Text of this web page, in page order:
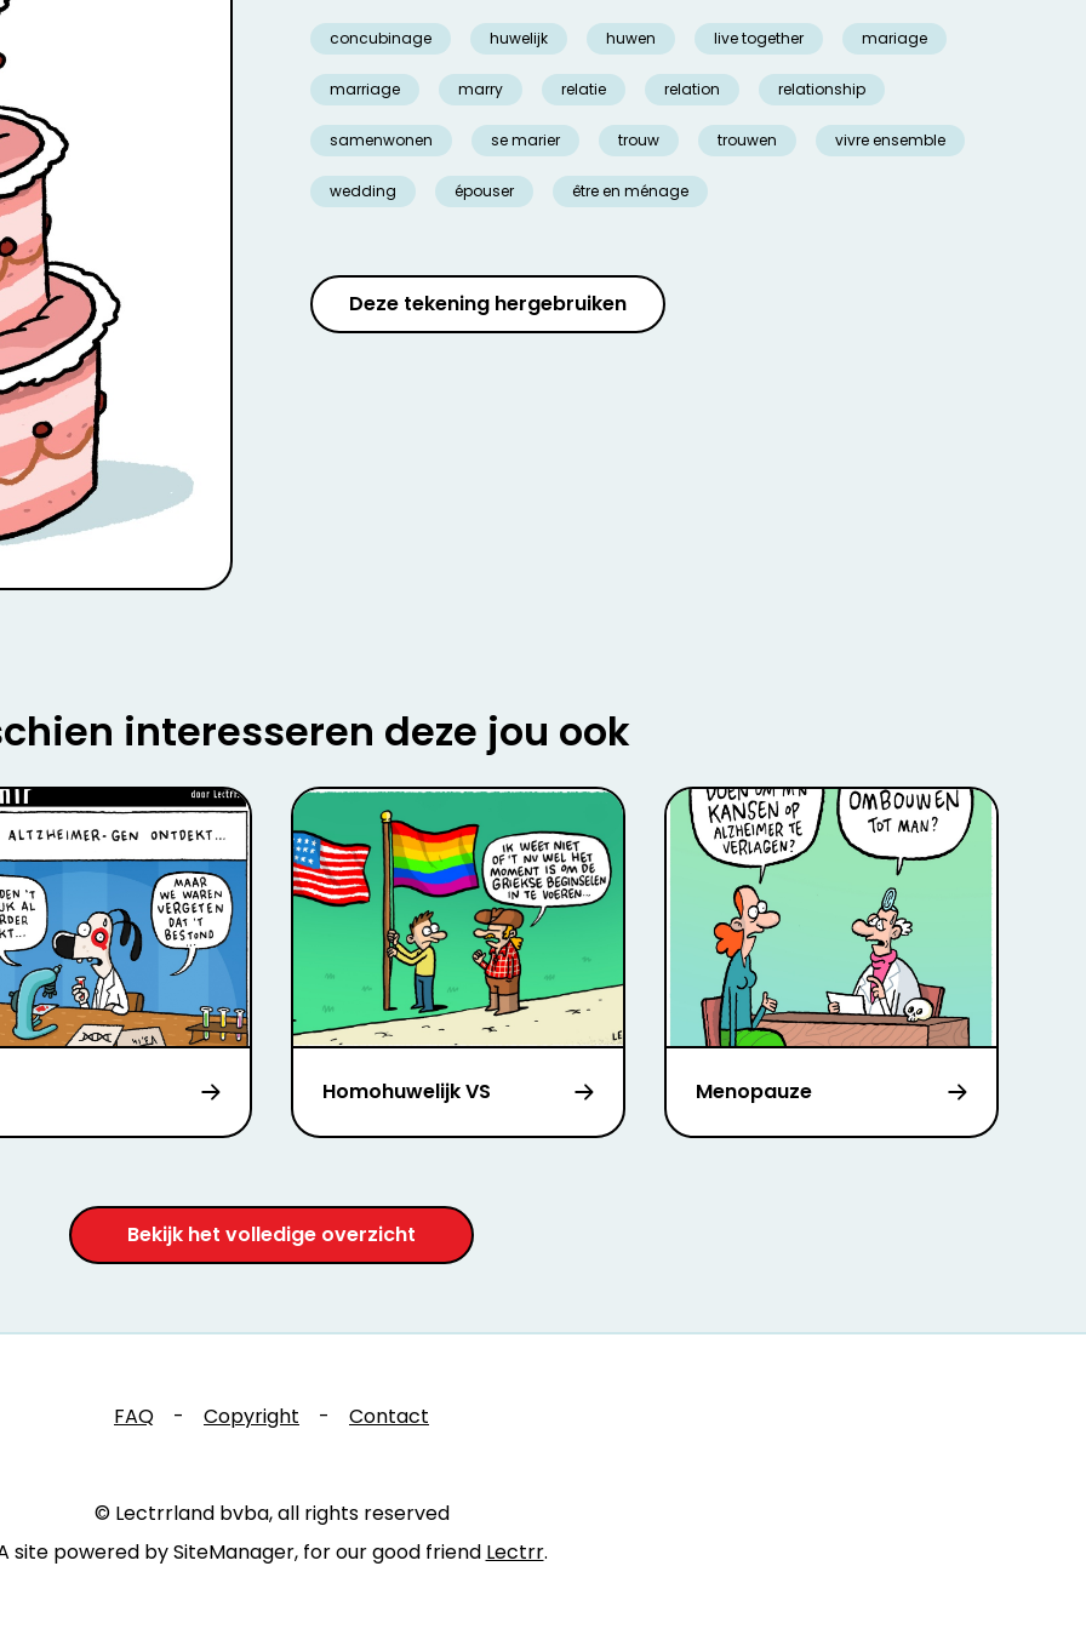
concubinage huwelijk huwen live together mariage
marriage marry relatie relation relationship
samenwonen se marier trouw trouwen vivre ensemble
wedding épouser être en ménage
Deze tekening hergebruiken
interesseren deze jou ook
Homohuwelijk VS Menopauze
Bekijk het volledige overzicht
FAQ - Copyright - Contact
© Lectrrland bvba, all rights reserved
site powered by SiteManager, for our good friend Lectrr.